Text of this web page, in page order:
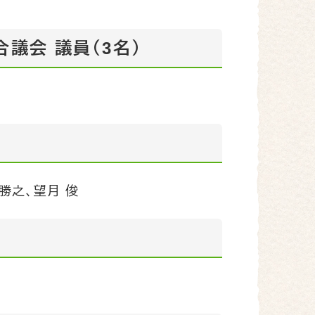
会 議員（3名）
之、望月 俊